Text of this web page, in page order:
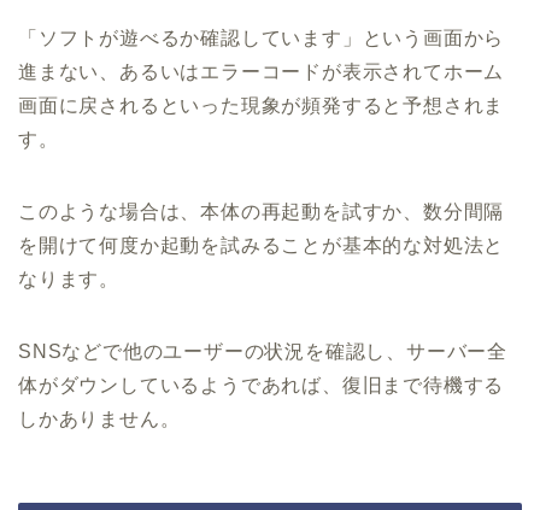
「ソフトが遊べるか確認しています」という画面から
進まない、あるいはエラーコードが表示されてホーム
画面に戻されるといった現象が頻発すると予想されま
す。
このような場合は、本体の再起動を試すか、数分間隔
を開けて何度か起動を試みることが基本的な対処法と
なります。
SNSなどで他のユーザーの状況を確認し、サーバー全
体がダウンしているようであれば、復旧まで待機する
しかありません。